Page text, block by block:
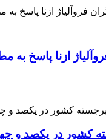
ازنا پاسخ به
در یکصد و